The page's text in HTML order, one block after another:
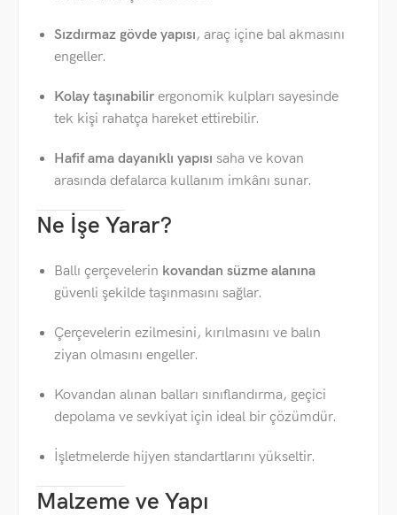
Sızdırmaz gövde yapısı, araç içine bal akmasını
engeller.
Kolay taşınabilir ergonomik kulpları sayesinde
tek kişi rahatça hareket ettirebilir.
Hafif ama dayanıklı yapısı saha ve kovan
arasında defalarca kullanım imkânı sunar.
Ne İşe Yarar?
Ballı çerçevelerin kovandan süzme alanına
güvenli şekilde taşınmasını sağlar.
Çerçevelerin ezilmesini, kırılmasını ve balın
ziyan olmasını engeller.
Kovandan alınan balları sınıflandırma, geçici
depolama ve sevkiyat için ideal bir çözümdür.
İşletmelerde hijyen standartlarını yükseltir.
Malzeme ve Yapı